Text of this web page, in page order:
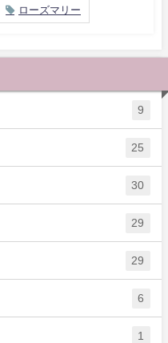
ローズマリー
9
25
30
29
29
6
1